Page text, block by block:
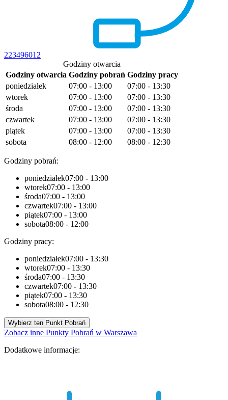
223496012
Godziny otwarcia
Godziny otwarcia Godziny pobrań Godziny pracy
poniedziałek
07:00 - 13:00
07:00 - 13:30
wtorek
07:00 - 13:00
07:00 - 13:30
środa
07:00 - 13:00
07:00 - 13:30
czwartek
07:00 - 13:00
07:00 - 13:30
piątek
07:00 - 13:00
07:00 - 13:30
sobota
08:00 - 12:00 08:00 - 12:30
Godziny pobrań:
poniedziałek07:00 - 13:00
wtorek07:00 - 13:00
środa07:00 - 13:00
czwartek07:00 - 13:00
piątek07:00 - 13:00
sobota08:00 - 12:00
Godziny pracy:
poniedziałek07:00 - 13:30
wtorek07:00 - 13:30
środa07:00 - 13:30
czwartek07:00 - 13:30
piątek07:00 - 13:30
sobota08:00 - 12:30
Wybierz ten Punkt Pobrań
Zobacz inne Punkty Pobrań w Warszawa
Dodatkowe informacje: